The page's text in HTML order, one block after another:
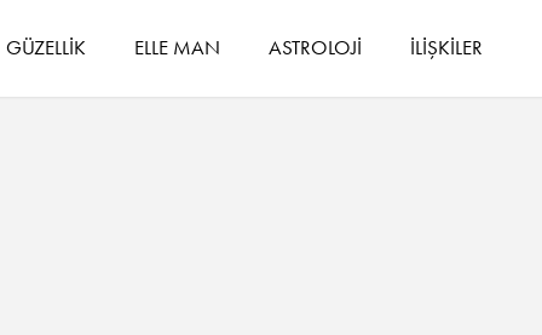
GÜZELLİK ELLE MAN ASTROLOJİ İLİŞKİLER